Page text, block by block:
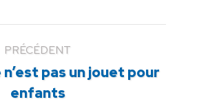
PRÉCÉDENT
Article
précédent
pas un jouet pour
enfants